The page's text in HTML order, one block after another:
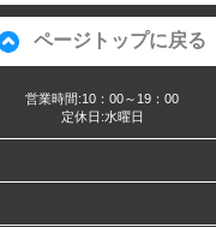
ページトップに戻る
営業時間:10：00～19：00
定休日:水曜日